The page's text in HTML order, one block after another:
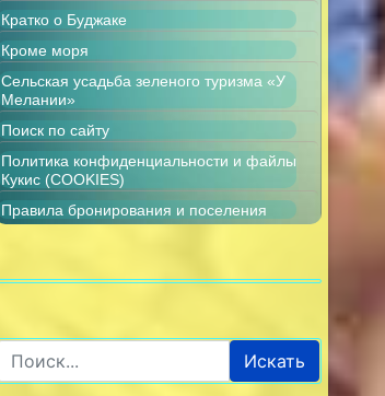
Кратко о Буджаке
Кроме моря
Сельская усадьба зеленого туризма «У
Мелании»
Поиск по сайту
Политика конфиденциальности и файлы
Кукис (COOKIES)
Правила бронирования и поселения
Искать